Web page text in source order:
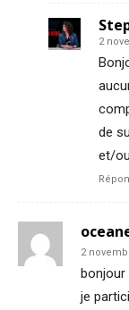
2
de
et/
2
bonjour
je